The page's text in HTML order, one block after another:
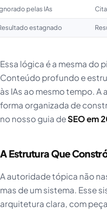
pelas IAs
estagnado
Essa lógica é a mesma do
Conteúdo profundo e
às IAs ao mesmo tempo.
forma organizada de
no nosso guia deSEO em
A Estrutura Que
A autoridade tópica não
mas de um sistema. Esse
arquitetura clara, com